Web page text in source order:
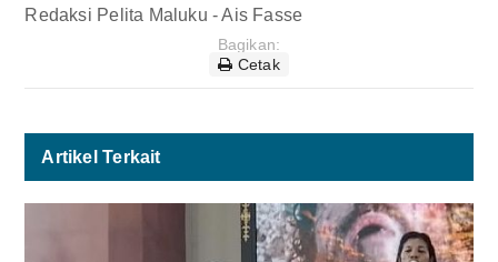
Redaksi Pelita Maluku - Ais Fasse
Bagikan:
Cetak
Artikel Terkait